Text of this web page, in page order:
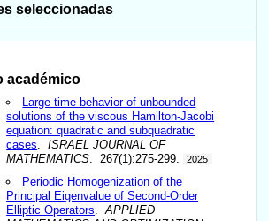
seleccionadas
académico
Large-time behavior of unbounded
solutions of the viscous Hamilton-Jacobi
equation: quadratic and subquadratic
cases .ISRAEL JOURNAL OF
MATHEMATICS . 267(1):275-299. 2025
Periodic Homogenization of the
Principal Eigenvalue of Second-Order
Elliptic Operators .APPLIED